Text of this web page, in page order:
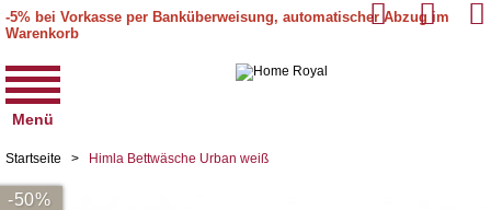
-5% bei Vorkasse per Banküberweisung, automatischer Abzug im
Warenkorb
Menü
Startseite > Himla Bettwäsche Urban weiß
-50%